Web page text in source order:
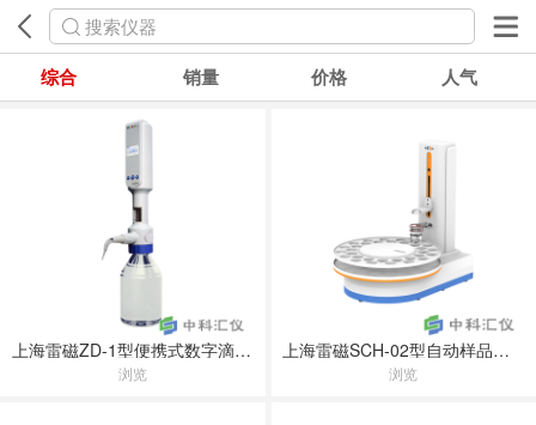
搜索仪器
综合 销量 价格 人气
上海雷磁ZD-1型便携式数字滴定器
浏览
上海雷磁SCH-02型自动样品进样器
浏览